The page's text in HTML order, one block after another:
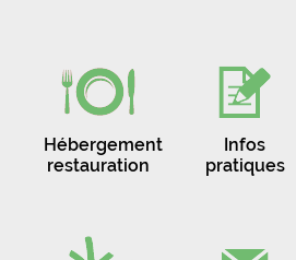
Hébergement
restauration
Infos
pratiques